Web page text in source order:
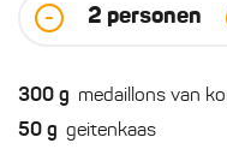
- 2 personen
300 g medaillons van
50 g geitenkaas